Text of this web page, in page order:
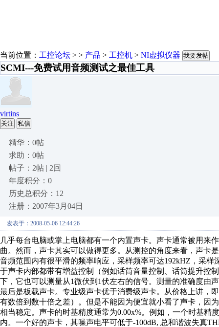
当前位置： 工控论坛 > > 产品 > 工控机 > NI虚拟仪器 我要发帖
SCMI---免费试用音频测试之最佳工具
virtins
关注 私信
精华：0帖
求助：0帖
帖子：2帖 | 2回
年度积分：0
历史总积分：12
注册：2007年3月04日
发表于：2008-05-06 12:44:26
几乎每台电脑或掌上电脑都有一个内置声卡。声卡通常被用来
曲。然而，声卡其实可以做得更多。从测控的角度来看，声卡
音频范围内有很平滑的频率响应，采样频率可达192kHZ，采
于声卡内部都带有增益控制（例如话筒音量控制、话筒提升控
下，它也可以测量从1微伏到1伏左右的信号。测量的准确度由
最后是板载声卡。专业级声卡优于消费级声卡。从价格上讲，
有数倍到数十倍之差）。但是不能因为便宜就小看了声卡，因
相当稳定。声卡的时基精度通常为0.00x%。例如，一个时基精
内。一个好的声卡，其噪声电平可低于-100dB, 总和谐波失真